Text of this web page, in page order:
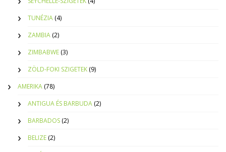
TUNÉZIA (4)
ZAMBIA (2)
ZIMBABWE (3)
ZÖLD-FOKI SZIGETEK (9)
AMERIKA (78)
ANTIGUA ÉS BARBUDA (2)
BARBADOS (2)
BELIZE (2)